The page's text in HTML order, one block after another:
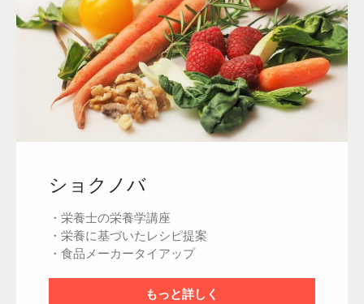
ショクノバ
・栄養士の栄養学講座
・栄養に基づいたレシピ提案
・食品メーカータイアップ
もっと詳しく